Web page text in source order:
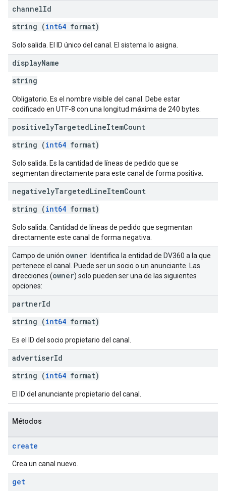
channelId
string (int64 format)
Solo salida. El ID único del canal. El sistema lo asigna.
displayName
string
Obligatorio. Es el nombre visible del canal. Debe estar
codificado en UTF-8 con una longitud máxima de 240 bytes.
positivelyTargetedLineItemCount
string (int64 format)
Solo salida. Es la cantidad de líneas de pedido que se
segmentan directamente para este canal de forma positiva.
negativelyTargetedLineItemCount
string (int64 format)
Solo salida. Cantidad de líneas de pedido que segmentan
directamente este canal de forma negativa.
Campo de unión owner . Identifica la entidad de DV360 a la que
pertenece el canal. Puede ser un socio o un anunciante. Las
direcciones (owner) solo pueden ser una de las siguientes
opciones:
partnerId
string (int64 format)
Es el ID del socio propietario del canal.
advertiserId
string (int64 format)
El ID del anunciante propietario del canal.
Métodos
create
Crea un canal nuevo.
get